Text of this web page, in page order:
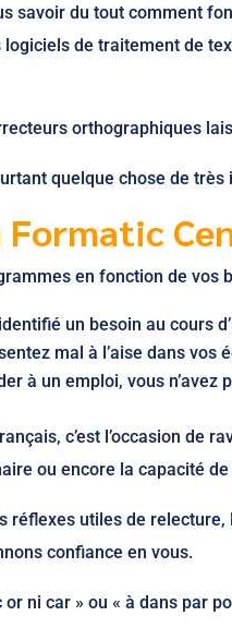
savoir du tout comment
de traitement de
orthographiques
quelque chose de
en fonction de vos
un besoin au cours
mal à l’aise dans vos
à un emploi, vous n’avez
c’est l’occasion de
ou encore la capacité
réflexes utiles de
confiance en vous.
ni car » ou « à dans par